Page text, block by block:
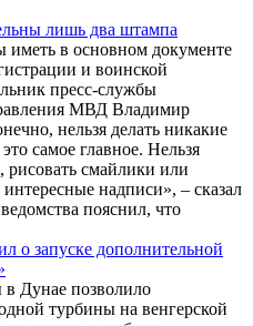
лишь два штампа
иметь в основном документе
и воинской
пресс-службы
МВД Владимир
нельзя делать никакие
самое главное. Нельзя
рисовать смайлики или
интересные надписи», – сказал
пояснил, что
о запуске дополнительной
Дунае позволило
турбины на венгерской